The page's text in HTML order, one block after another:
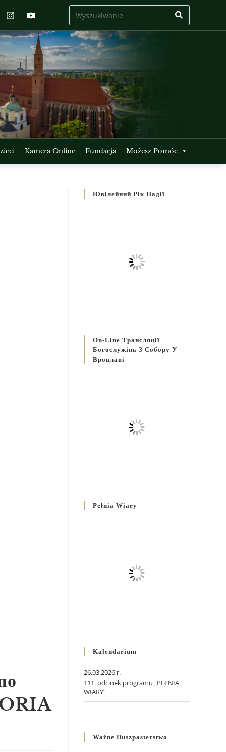
Kamera Online Fundacja Możesz Pomóc
Ювілейний Рік Надії
On-Line Трансляції
Богослужінь З Собору У
Вроцлаві
Pełnia Wiary
Kalendarium
26.03.2026 r.
111. odcinek programu „PEŁNIA
WIARY”
Ważne Duszpasterstwo